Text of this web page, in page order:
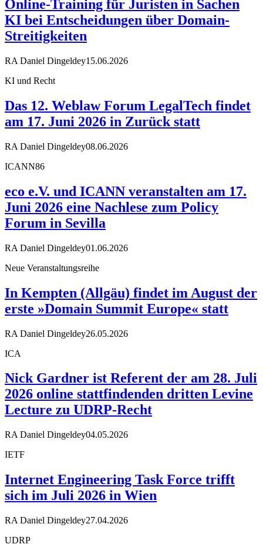
Online-Training für Juristen in Sachen
KI bei Entscheidungen über Domain-
Streitigkeiten
RA Daniel Dingeldey15.06.2026
KI und Recht
Das 12. Weblaw Forum LegalTech findet
am 17. Juni 2026 in Zurück statt
RA Daniel Dingeldey08.06.2026
ICANN86
eco e.V. und ICANN veranstalten am 17.
Juni 2026 eine Nachlese zum Policy
Forum in Sevilla
RA Daniel Dingeldey01.06.2026
Neue Veranstaltungsreihe
In Kempten (Allgäu) findet im August der
erste »Domain Summit Europe« statt
RA Daniel Dingeldey26.05.2026
ICA
Nick Gardner ist Referent der am 28. Juli
2026 online stattfindenden dritten Levine
Lecture zu UDRP-Recht
RA Daniel Dingeldey04.05.2026
IETF
Internet Engineering Task Force trifft
sich im Juli 2026 in Wien
RA Daniel Dingeldey27.04.2026
UDRP